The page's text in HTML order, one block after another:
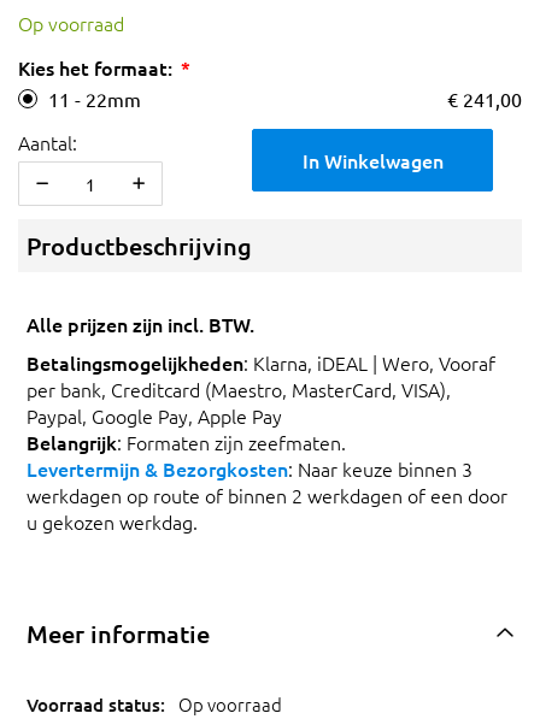
Op voorraad
Kies het formaat:
11 - 22mm € 241,00
Aantal:
In Winkelwagen
Productbeschrijving
Alle prijzen zijn incl. BTW.
Betalingsmogelijkheden: Klarna, iDEAL | Wero, Vooraf
per bank, Creditcard (Maestro, MasterCard, VISA),
Paypal, Google Pay, Apple Pay
Belangrijk: Formaten zijn zeefmaten.
Levertermijn & Bezorgkosten: Naar keuze binnen 3
werkdagen op route of binnen 2 werkdagen of een door
u gekozen werkdag.
Meer informatie
Op voorraad